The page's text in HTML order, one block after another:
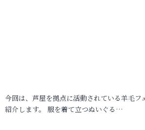
今回は、芦屋を拠点に活動されている羊毛フ
紹介します。 服を着て立つぬいぐる…